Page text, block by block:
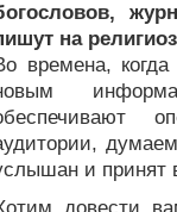
на
времена,
и принят